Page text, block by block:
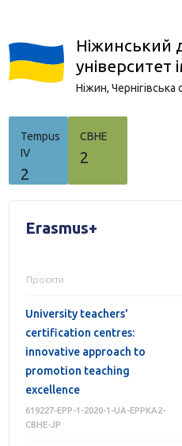
Ніжинський
університет
Ніжин, Чернігівська
Tempus
IV
2
СВНЕ
2
Erasmus+
Проєкти
University teachers'
certification centres:
innovative approach to
promotion teaching
excellence
619227-EPP-1-2020-1-UA-EPPKA2-
CBHE-JP